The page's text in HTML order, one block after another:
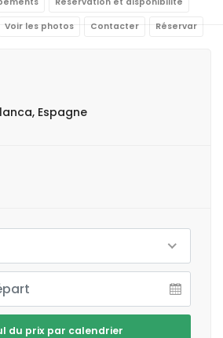
Voir les photos Contacter Réservar
Espagne
du prix par calendrier